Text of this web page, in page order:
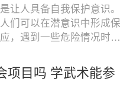
让人具备自我保护意识。
们可以在潜意识中形成保
，遇到一些危险情况时能
项目吗 学武术能参